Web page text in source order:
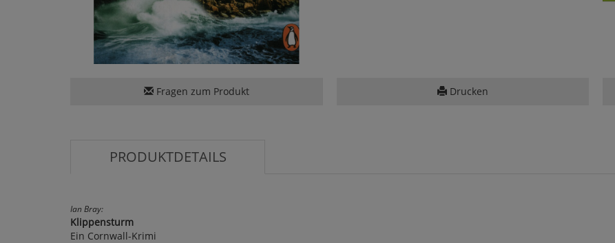
Fragen zum Produkt Drucken
PRODUKTDETAILS
Ian Bray:
Klippensturm
Ein Cornwall-Krimi